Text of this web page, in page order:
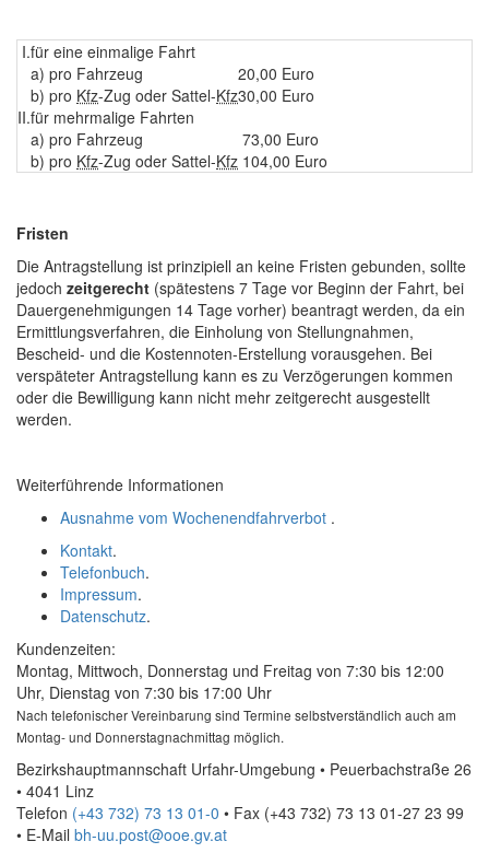
I.für eine einmalige Fahrt
a) pro Fahrzeug
20,00 Euro
b) pro Kfz-Zug oder Sattel-Kfz30,00 Euro
II.für mehrmalige Fahrten
a) pro Fahrzeug
73,00 Euro
b) pro Kfz-Zug oder Sattel-Kfz 104,00 Euro
Fristen
Die Antragstellung ist prinzipiell an keine Fristen gebunden, sollte
jedoch zeitgerecht (spätestens 7 Tage vor Beginn der Fahrt, bei
Dauergenehmigungen 14 Tage vorher) beantragt werden, da ein
Ermittlungsverfahren, die Einholung von Stellungnahmen,
Bescheid- und die Kostennoten-Erstellung vorausgehen. Bei
verspäteter Antragstellung kann es zu Verzögerungen kommen
oder die Bewilligung kann nicht mehr zeitgerecht ausgestellt
werden.
Weiterführende Informationen
Ausnahme vom Wochenendfahrverbot .
Kontakt.
Telefonbuch.
Impressum.
Datenschutz.
Kundenzeiten:
Montag, Mittwoch, Donnerstag und Freitag von 7:30 bis 12:00
Uhr, Dienstag von 7:30 bis 17:00 Uhr
Nach telefonischer Vereinbarung sind Termine selbstverständlich auch am
Montag- und Donnerstagnachmittag möglich.
Bezirkshauptmannschaft Urfahr-Umgebung • Peuerbachstraße 26
• 4041 Linz
Telefon (+43 732) 73 13 01-0 • Fax (+43 732) 73 13 01-27 23 99
• E-Mail bh-uu.post@ooe.gv.at